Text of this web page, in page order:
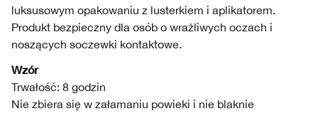
luksusowym opakowaniu z lusterkiem i aplikatorem.
Produkt bezpieczny dla osób o wrażliwych oczach i
noszących soczewki kontaktowe.
Wzór
Trwałość: 8 godzin
Nie zbiera się w załamaniu powieki i nie blaknie